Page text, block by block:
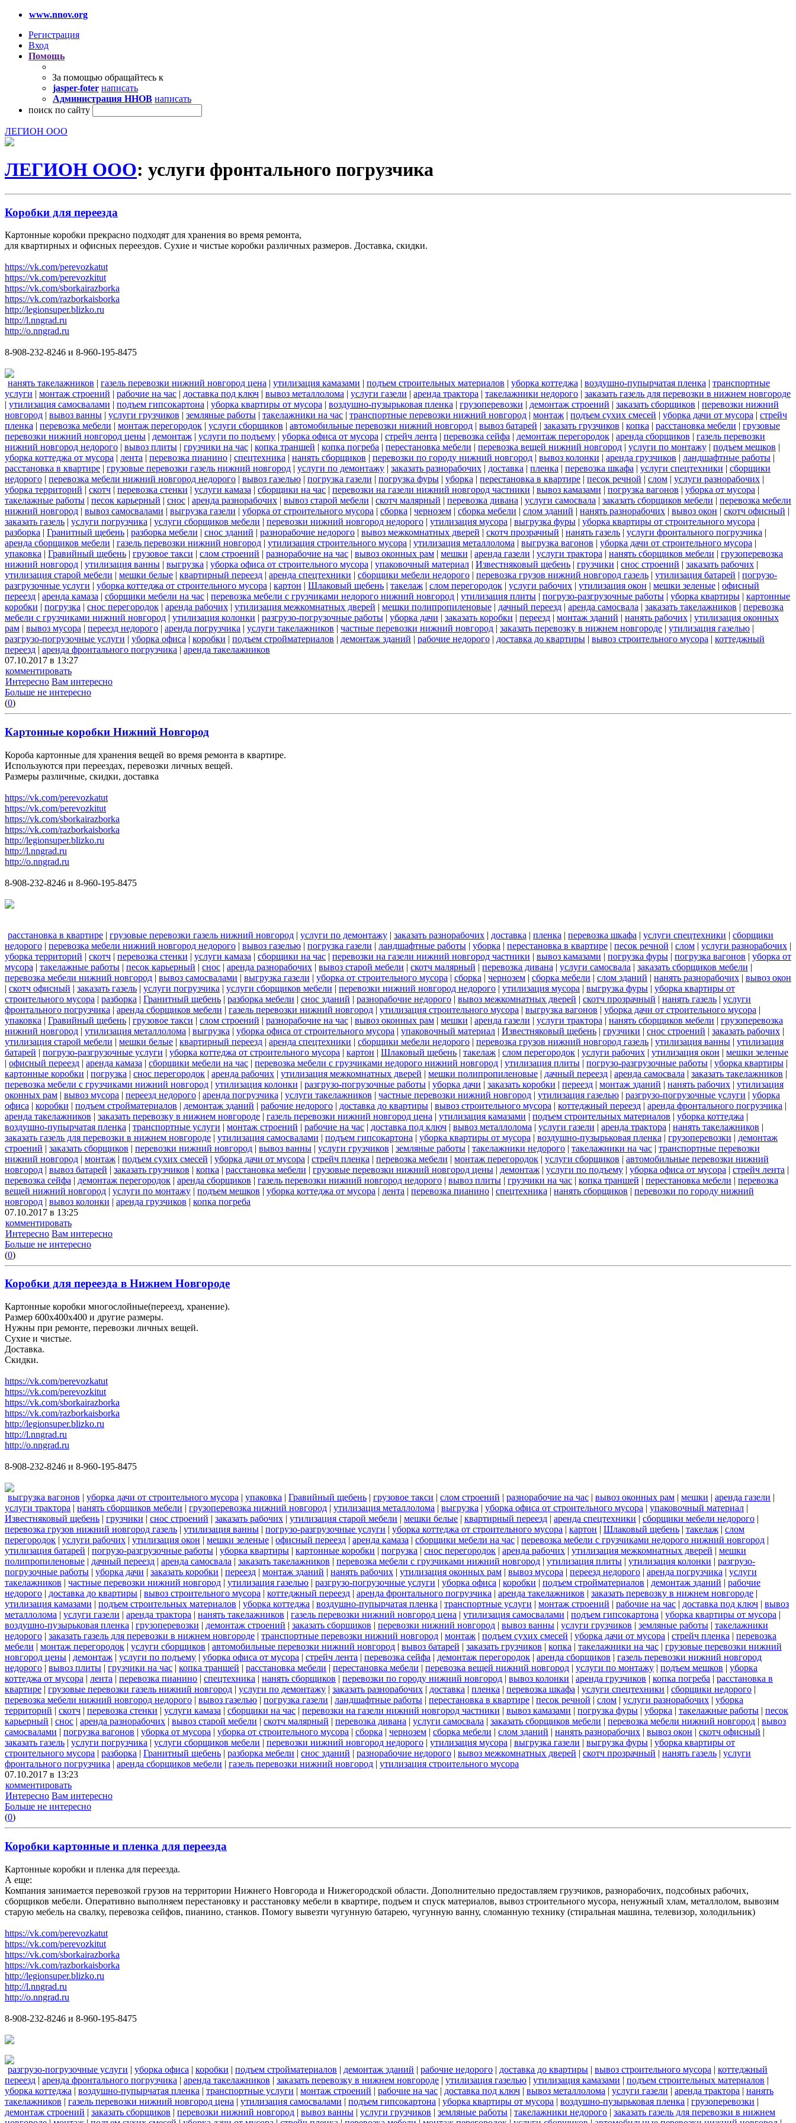
www.nnov.org
Регистрация
Вход
Помощь
За помощью обращайтесь к
jasper-foter написать
Администрация ННОВ написать
поиск по сайту
ЛЕГИОН ООО
ЛЕГИОН ООО: услуги фронтального погрузчика
Коробки для переезда
Картонные коробки прекрасно подходят для хранения во время ремонта,
для квартирных и офисных переездов. Сухие и чистые коробки различных размеров. Доставка, скидки.
https://vk.com/perevozkatut
https://vk.com/perevozkitut
https://vk.com/sborkairazborka
https://vk.com/razborkaisborka
http://legionsuper.blizko.ru
http://l.nngrad.ru
http://o.nngrad.ru
8-908-232-8246 и 8-960-195-8475
нанять такелажников | газель перевозки нижний новгород цена | утилизация камазами | подъем строительных материалов | уборка коттеджа | воздушно-пупырчатая пленка | транспортные
услуги | монтаж строений | рабочие на час | доставка под ключ | вывоз металлолома | услуги газели | аренда трактора | такелажники недорого | заказать газель для перевозки в нижнем новгороде
| утилизация самосвалами | подъем гипсокартона | уборка квартиры от мусора | воздушно-пузырьковая пленка | грузоперевозки | демонтаж строений | заказать сборщиков | перевозки нижний
новгород | вывоз ванны | услуги грузчиков | земляные работы | такелажники на час | транспортные перевозки нижний новгород | монтаж | подъем сухих смесей | уборка дачи от мусора | стрейч
пленка | перевозка мебели | монтаж перегородок | услуги сборщиков | автомобильные перевозки нижний новгород | вывоз батарей | заказать грузчиков | копка | расстановка мебели | грузовые
перевозки нижний новгород цены | демонтаж | услуги по подъему | уборка офиса от мусора | стрейч лента | перевозка сейфа | демонтаж перегородок | аренда сборщиков | газель перевозки
нижний новгород недорого | вывоз плиты | грузчики на час | копка траншей | копка погреба | перестановка мебели | перевозка вещей нижний новгород | услуги по монтажу | подъем мешков |
уборка коттеджа от мусора | лента | перевозка пианино | спецтехника | нанять сборщиков | перевозки по городу нижний новгород | вывоз колонки | аренда грузчиков | ландшафтные работы |
расстановка в квартире | грузовые перевозки газель нижний новгород | услуги по демонтажу | заказать разнорабочих | доставка | пленка | перевозка шкафа | услуги спецтехники | сборщики
недорого | перевозка мебели нижний новгород недорого | вывоз газелью | погрузка газели | погрузка фуры | уборка | перестановка в квартире | песок речной | слом | услуги разнорабочих |
уборка территорий | скотч | перевозка стенки | услуги камаза | сборщики на час | перевозки на газели нижний новгород частники | вывоз камазами | погрузка вагонов | уборка от мусора |
такелажные работы | песок карьерный | снос | аренда разнорабочих | вывоз старой мебели | скотч малярный | перевозка дивана | услуги самосвала | заказать сборщиков мебели | перевозка мебели
нижний новгород | вывоз самосвалами | выгрузка газели | уборка от строительного мусора | сборка | чернозем | сборка мебели | слом зданий | нанять разнорабочих | вывоз окон | скотч офисный |
заказать газель | услуги погрузчика | услуги сборщиков мебели | перевозки нижний новгород недорого | утилизация мусора | выгрузка фуры | уборка квартиры от строительного мусора |
разборка | Гранитный щебень | разборка мебели | снос зданий | разнорабочие недорого | вывоз межкомнатных дверей | скотч прозрачный | нанять газель | услуги фронтального погрузчика |
аренда сборщиков мебели | газель перевозки нижний новгород | утилизация строительного мусора | утилизация металлолома | выгрузка вагонов | уборка дачи от строительного мусора |
упаковка | Гравийный щебень | грузовое такси | слом строений | разнорабочие на час | вывоз оконных рам | мешки | аренда газели | услуги трактора | нанять сборщиков мебели | грузоперевозка
нижний новгород | утилизация ванны | выгрузка | уборка офиса от строительного мусора | упаковочный материал | Известняковый щебень | грузчики | снос строений | заказать рабочих |
утилизация старой мебели | мешки белые | квартирный переезд | аренда спецтехники | сборщики мебели недорого | перевозка грузов нижний новгород газель | утилизация батарей | погрузо-
разгрузочные услуги | уборка коттеджа от строительного мусора | картон | Шлаковый щебень | такелаж | слом перегородок | услуги рабочих | утилизация окон | мешки зеленые | офисный
переезд | аренда камаза | сборщики мебели на час | перевозка мебели с грузчиками недорого нижний новгород | утилизация плиты | погрузо-разгрузочные работы | уборка квартиры | картонные
коробки | погрузка | снос перегородок | аренда рабочих | утилизация межкомнатных дверей | мешки полипропиленовые | дачный переезд | аренда самосвала | заказать такелажников | перевозка
мебели с грузчиками нижний новгород | утилизация колонки | разгрузо-погрузочные работы | уборка дачи | заказать коробки | переезд | монтаж зданий | нанять рабочих | утилизация оконных
рам | вывоз мусора | переезд недорого | аренда погрузчика | услуги такелажников | частные перевозки нижний новгород | заказать перевозку в нижнем новгороде | утилизация газелью |
разгрузо-погрузочные услуги | уборка офиса | коробки | подъем стройматериалов | демонтаж зданий | рабочие недорого | доставка до квартиры | вывоз строительного мусора | коттеджный
переезд | аренда фронтального погрузчика | аренда такелажников
07.10.2017 в 13:27
комментировать
Интересно Вам интересно
Больше не интересно
(0)
Картонные коробки Нижний Новгород
Короба картонные для хранения вещей во время ремонта в квартире.
Используются при переездах, перевозки личных вещей.
Размеры различные, скидки, доставка
https://vk.com/perevozkatut
https://vk.com/perevozkitut
https://vk.com/sborkairazborka
https://vk.com/razborkaisborka
http://legionsuper.blizko.ru
http://l.nngrad.ru
http://o.nngrad.ru
8-908-232-8246 и 8-960-195-8475
расстановка в квартире | грузовые перевозки газель нижний новгород | услуги по демонтажу | заказать разнорабочих | доставка | пленка | перевозка шкафа | услуги спецтехники | сборщики
недорого | перевозка мебели нижний новгород недорого | вывоз газелью | погрузка газели | ландшафтные работы | уборка | перестановка в квартире | песок речной | слом | услуги разнорабочих |
уборка территорий | скотч | перевозка стенки | услуги камаза | сборщики на час | перевозки на газели нижний новгород частники | вывоз камазами | погрузка фуры | погрузка вагонов | уборка от
мусора | такелажные работы | песок карьерный | снос | аренда разнорабочих | вывоз старой мебели | скотч малярный | перевозка дивана | услуги самосвала | заказать сборщиков мебели |
перевозка мебели нижний новгород | вывоз самосвалами | выгрузка газели | уборка от строительного мусора | сборка | чернозем | сборка мебели | слом зданий | нанять разнорабочих | вывоз окон
| скотч офисный | заказать газель | услуги погрузчика | услуги сборщиков мебели | перевозки нижний новгород недорого | утилизация мусора | выгрузка фуры | уборка квартиры от
строительного мусора | разборка | Гранитный щебень | разборка мебели | снос зданий | разнорабочие недорого | вывоз межкомнатных дверей | скотч прозрачный | нанять газель | услуги
фронтального погрузчика | аренда сборщиков мебели | газель перевозки нижний новгород | утилизация строительного мусора | выгрузка вагонов | уборка дачи от строительного мусора |
упаковка | Гравийный щебень | грузовое такси | слом строений | разнорабочие на час | вывоз оконных рам | мешки | аренда газели | услуги трактора | нанять сборщиков мебели | грузоперевозка
нижний новгород | утилизация металлолома | выгрузка | уборка офиса от строительного мусора | упаковочный материал | Известняковый щебень | грузчики | снос строений | заказать рабочих |
утилизация старой мебели | мешки белые | квартирный переезд | аренда спецтехники | сборщики мебели недорого | перевозка грузов нижний новгород газель | утилизация ванны | утилизация
батарей | погрузо-разгрузочные услуги | уборка коттеджа от строительного мусора | картон | Шлаковый щебень | такелаж | слом перегородок | услуги рабочих | утилизация окон | мешки зеленые
| офисный переезд | аренда камаза | сборщики мебели на час | перевозка мебели с грузчиками недорого нижний новгород | утилизация плиты | погрузо-разгрузочные работы | уборка квартиры |
картонные коробки | погрузка | снос перегородок | аренда рабочих | утилизация межкомнатных дверей | мешки полипропиленовые | дачный переезд | аренда самосвала | заказать такелажников |
перевозка мебели с грузчиками нижний новгород | утилизация колонки | разгрузо-погрузочные работы | уборка дачи | заказать коробки | переезд | монтаж зданий | нанять рабочих | утилизация
оконных рам | вывоз мусора | переезд недорого | аренда погрузчика | услуги такелажников | частные перевозки нижний новгород | утилизация газелью | разгрузо-погрузочные услуги | уборка
офиса | коробки | подъем стройматериалов | демонтаж зданий | рабочие недорого | доставка до квартиры | вывоз строительного мусора | коттеджный переезд | аренда фронтального погрузчика |
аренда такелажников | заказать перевозку в нижнем новгороде | газель перевозки нижний новгород цена | утилизация камазами | подъем строительных материалов | уборка коттеджа |
воздушно-пупырчатая пленка | транспортные услуги | монтаж строений | рабочие на час | доставка под ключ | вывоз металлолома | услуги газели | аренда трактора | нанять такелажников |
заказать газель для перевозки в нижнем новгороде | утилизация самосвалами | подъем гипсокартона | уборка квартиры от мусора | воздушно-пузырьковая пленка | грузоперевозки | демонтаж
строений | заказать сборщиков | перевозки нижний новгород | вывоз ванны | услуги грузчиков | земляные работы | такелажники недорого | такелажники на час | транспортные перевозки
нижний новгород | монтаж | подъем сухих смесей | уборка дачи от мусора | стрейч пленка | перевозка мебели | монтаж перегородок | услуги сборщиков | автомобильные перевозки нижний
новгород | вывоз батарей | заказать грузчиков | копка | расстановка мебели | грузовые перевозки нижний новгород цены | демонтаж | услуги по подъему | уборка офиса от мусора | стрейч лента |
перевозка сейфа | демонтаж перегородок | аренда сборщиков | газель перевозки нижний новгород недорого | вывоз плиты | грузчики на час | копка траншей | перестановка мебели | перевозка
вещей нижний новгород | услуги по монтажу | подъем мешков | уборка коттеджа от мусора | лента | перевозка пианино | спецтехника | нанять сборщиков | перевозки по городу нижний
новгород | вывоз колонки | аренда грузчиков | копка погреба
07.10.2017 в 13:25
комментировать
Интересно Вам интересно
Больше не интересно
(0)
Коробки для переезда в Нижнем Новгороде
Картонные коробки многослойные(переезд, хранение).
Размер 600х400х400 и другие размеры.
Нужны при ремонте, перевозки личных вещей.
Сухие и чистые.
Доставка.
Скидки.
https://vk.com/perevozkatut
https://vk.com/perevozkitut
https://vk.com/sborkairazborka
https://vk.com/razborkaisborka
http://legionsuper.blizko.ru
http://l.nngrad.ru
http://o.nngrad.ru
8-908-232-8246 и 8-960-195-8475
выгрузка вагонов | уборка дачи от строительного мусора | упаковка | Гравийный щебень | грузовое такси | слом строений | разнорабочие на час | вывоз оконных рам | мешки | аренда газели |
услуги трактора | нанять сборщиков мебели | грузоперевозка нижний новгород | утилизация металлолома | выгрузка | уборка офиса от строительного мусора | упаковочный материал |
Известняковый щебень | грузчики | снос строений | заказать рабочих | утилизация старой мебели | мешки белые | квартирный переезд | аренда спецтехники | сборщики мебели недорого |
перевозка грузов нижний новгород газель | утилизация ванны | погрузо-разгрузочные услуги | уборка коттеджа от строительного мусора | картон | Шлаковый щебень | такелаж | слом
перегородок | услуги рабочих | утилизация окон | мешки зеленые | офисный переезд | аренда камаза | сборщики мебели на час | перевозка мебели с грузчиками недорого нижний новгород |
утилизация батарей | погрузо-разгрузочные работы | уборка квартиры | картонные коробки | погрузка | снос перегородок | аренда рабочих | утилизация межкомнатных дверей | мешки
полипропиленовые | дачный переезд | аренда самосвала | заказать такелажников | перевозка мебели с грузчиками нижний новгород | утилизация плиты | утилизация колонки | разгрузо-
погрузочные работы | уборка дачи | заказать коробки | переезд | монтаж зданий | нанять рабочих | утилизация оконных рам | вывоз мусора | переезд недорого | аренда погрузчика | услуги
такелажников | частные перевозки нижний новгород | утилизация газелью | разгрузо-погрузочные услуги | уборка офиса | коробки | подъем стройматериалов | демонтаж зданий | рабочие
недорого | доставка до квартиры | вывоз строительного мусора | коттеджный переезд | аренда фронтального погрузчика | аренда такелажников | заказать перевозку в нижнем новгороде |
утилизация камазами | подъем строительных материалов | уборка коттеджа | воздушно-пупырчатая пленка | транспортные услуги | монтаж строений | рабочие на час | доставка под ключ | вывоз
металлолома | услуги газели | аренда трактора | нанять такелажников | газель перевозки нижний новгород цена | утилизация самосвалами | подъем гипсокартона | уборка квартиры от мусора |
воздушно-пузырьковая пленка | грузоперевозки | демонтаж строений | заказать сборщиков | перевозки нижний новгород | вывоз ванны | услуги грузчиков | земляные работы | такелажники
недорого | заказать газель для перевозки в нижнем новгороде | транспортные перевозки нижний новгород | монтаж | подъем сухих смесей | уборка дачи от мусора | стрейч пленка | перевозка
мебели | монтаж перегородок | услуги сборщиков | автомобильные перевозки нижний новгород | вывоз батарей | заказать грузчиков | копка | такелажники на час | грузовые перевозки нижний
новгород цены | демонтаж | услуги по подъему | уборка офиса от мусора | стрейч лента | перевозка сейфа | демонтаж перегородок | аренда сборщиков | газель перевозки нижний новгород
недорого | вывоз плиты | грузчики на час | копка траншей | расстановка мебели | перестановка мебели | перевозка вещей нижний новгород | услуги по монтажу | подъем мешков | уборка
коттеджа от мусора | лента | перевозка пианино | спецтехника | нанять сборщиков | перевозки по городу нижний новгород | вывоз колонки | аренда грузчиков | копка погреба | расстановка в
квартире | грузовые перевозки газель нижний новгород | услуги по демонтажу | заказать разнорабочих | доставка | пленка | перевозка шкафа | услуги спецтехники | сборщики недорого |
перевозка мебели нижний новгород недорого | вывоз газелью | погрузка газели | ландшафтные работы | перестановка в квартире | песок речной | слом | услуги разнорабочих | уборка
территорий | скотч | перевозка стенки | услуги камаза | сборщики на час | перевозки на газели нижний новгород частники | вывоз камазами | погрузка фуры | уборка | такелажные работы | песок
карьерный | снос | аренда разнорабочих | вывоз старой мебели | скотч малярный | перевозка дивана | услуги самосвала | заказать сборщиков мебели | перевозка мебели нижний новгород | вывоз
самосвалами | погрузка вагонов | уборка от мусора | уборка от строительного мусора | сборка | чернозем | сборка мебели | слом зданий | нанять разнорабочих | вывоз окон | скотч офисный |
заказать газель | услуги погрузчика | услуги сборщиков мебели | перевозки нижний новгород недорого | утилизация мусора | выгрузка газели | выгрузка фуры | уборка квартиры от
строительного мусора | разборка | Гранитный щебень | разборка мебели | снос зданий | разнорабочие недорого | вывоз межкомнатных дверей | скотч прозрачный | нанять газель | услуги
фронтального погрузчика | аренда сборщиков мебели | газель перевозки нижний новгород | утилизация строительного мусора
07.10.2017 в 13:23
комментировать
Интересно Вам интересно
Больше не интересно
(0)
Коробки картонные и пленка для переезда
Картонные коробки и пленка для переезда.
А еще:
Компания занимается перевозкой грузов на территории Нижнего Новгорода и Нижегородской области. Дополнительно предоставляем грузчиков, разнорабочих, подсобных рабочих,
сборщиков мебели. Оперативно выполняем перестановку и расстановку мебели в квартире, подъем и спуск материалов, вывоз строительного мусора, ненужный хлам, металлолом, вывозим
старую мебель на свалку, перевозка сейфов, пианино, станков. Помогу вывезти чугунную батарею, чугунную ванну, сломанную технику (стиральная машина, телевизор, холодильник)
https://vk.com/perevozkatut
https://vk.com/perevozkitut
https://vk.com/sborkairazborka
https://vk.com/razborkaisborka
http://legionsuper.blizko.ru
http://l.nngrad.ru
http://o.nngrad.ru
8-908-232-8246 и 8-960-195-8475
разгрузо-погрузочные услуги | уборка офиса | коробки | подъем стройматериалов | демонтаж зданий | рабочие недорого | доставка до квартиры | вывоз строительного мусора | коттеджный
переезд | аренда фронтального погрузчика | аренда такелажников | заказать перевозку в нижнем новгороде | утилизация газелью | утилизация камазами | подъем строительных материалов |
уборка коттеджа | воздушно-пупырчатая пленка | транспортные услуги | монтаж строений | рабочие на час | доставка под ключ | вывоз металлолома | услуги газели | аренда трактора | нанять
такелажников | газель перевозки нижний новгород цена | утилизация самосвалами | подъем гипсокартона | уборка квартиры от мусора | воздушно-пузырьковая пленка | грузоперевозки |
демонтаж строений | заказать сборщиков | перевозки нижний новгород | вывоз ванны | услуги грузчиков | земляные работы | такелажники недорого | заказать газель для перевозки в нижнем